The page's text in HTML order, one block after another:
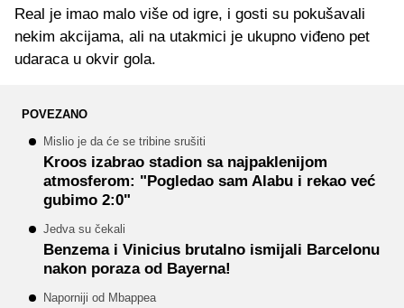
Real je imao malo više od igre, i gosti su pokušavali
nekim akcijama, ali na utakmici je ukupno viđeno pet
udaraca u okvir gola.
POVEZANO
Mislio je da će se tribine srušiti
Kroos izabrao stadion sa najpaklenijom
atmosferom: "Pogledao sam Alabu i rekao već
gubimo 2:0"
Jedva su čekali
Benzema i Vinicius brutalno ismijali Barcelonu
nakon poraza od Bayerna!
Naporniji od Mbappea